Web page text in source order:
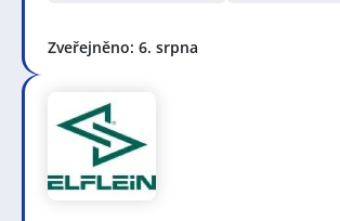
Zveřejněno: 6. srpna